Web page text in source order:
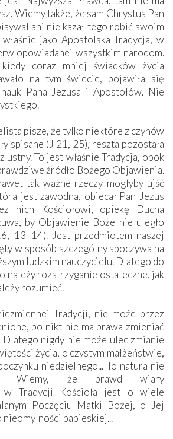
Wiemy także, że sam Chrystus Pan
ani nie kazał tego robić swoim
właśnie jako Apostolska Tradycja, w
opowiadanej wszystkim narodom.
coraz mniej świadków życia
na tym świecie, pojawiła się
Pana Jezusa i Apostołów. Nie
pisze, że tylko niektóre z czynów
spisane (J 21, 25), reszta pozostała
ustny. To jest właśnie Tradycja, obok
źródło Bożego Objawienia.
tak ważne rzeczy mogłyby ujść
jest zawodna, obiecał Pan Jezus
nich Kościołowi, opiekę Ducha
by Objawienie Boże nie uległo
13–14). Jest przedmiotem naszej
w sposób szczególny spoczywa na
ludzkim nauczycielu. Dlatego do
należy rozstrzyganie ostateczne, jak
rozumieć.
Tradycji, nie może przez
bo nikt nie ma prawa zmieniać
nigdy nie może ulec zmianie
życia, o czystym małżeństwie,
niedzielnego... To naturalnie
Wiemy, że prawd wiary
w Tradycji Kościoła jest o wiele
Poczęciu Matki Bożej, o Jej
papieskiej...